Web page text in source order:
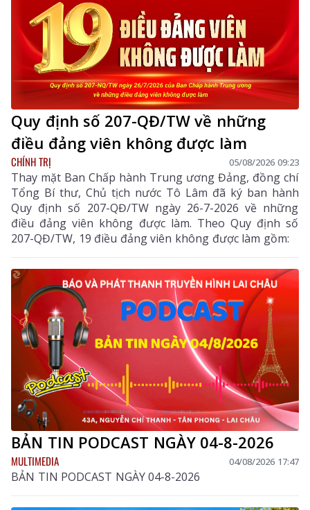
Quy định số 207-QĐ/TW về những
điều đảng viên không được làm
CHÍNH TRỊ 05/08/2026 09:23
Thay mặt Ban Chấp hành Trung ương Đảng, đồng chí
Tổng Bí thư, Chủ tịch nước Tô Lâm đã ký ban hành
Quy định số 207-QĐ/TW ngày 26-7-2026 về những
điều đảng viên không được làm. Theo Quy định số
207-QĐ/TW, 19 điều đảng viên không được làm gồm:
BẢN TIN PODCAST NGÀY 04-8-2026
MULTIMEDIA 04/08/2026 17:47
BẢN TIN PODCAST NGÀY 04-8-2026